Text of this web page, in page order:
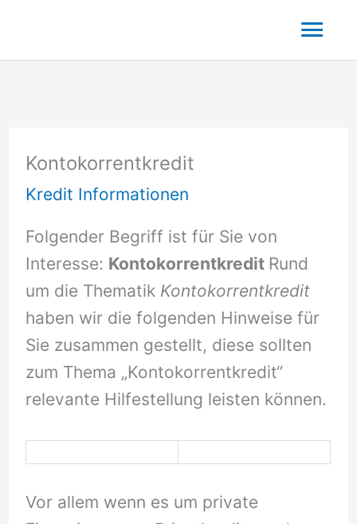
springen
Kontokorrentkredit
Kredit Informationen
Folgender Begriff ist für Sie von
Interesse: Kontokorrentkredit Rund
um die Thematik Kontokorrentkredit
haben wir die folgenden Hinweise für
Sie zusammen gestellt, diese sollten
zum Thema „Kontokorrentkredit“
relevante Hilfestellung leisten können.
Vor allem wenn es um private